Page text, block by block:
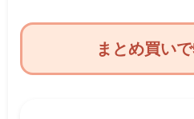
まとめ買い